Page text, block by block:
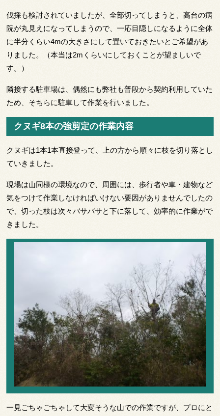
伐採も検討されていましたが、全部切ってしまうと、高台の病
院が丸見えになってしまうので、一応目隠しになるように全体
に半分くらい4mの大きさにして置いておきたいとご希望があ
りました。（本当は2mくらいにしておくことが望ましいで
す。）
隣接する駐車場は、偶然にも弊社も普段から契約利用していた
ため、そちらに駐車して作業を行いました。
クヌギ8本の強剪定の作業内容
クヌギは1本1本直接登って、上の方から順々に枝を切り落とし
ていきました。
現場は山同様の環境なので、周囲には、歩行者や車・建物など
気をつけて作業しなければいけない要因がありませんでしたの
で、切った枝は次々バサバサと下に落して、効率的に作業がで
きました。
一見ごちゃごちゃして大変そうな山での作業ですが、プロにと